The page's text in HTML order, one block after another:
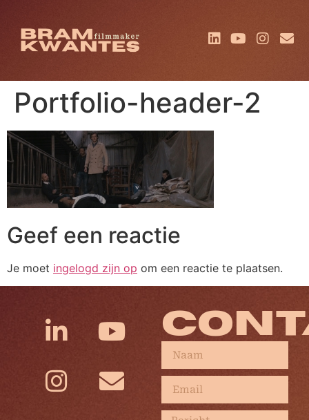
Portfolio-header-2
Geef een reactie
Je moet ingelogd zijn op om een reactie te plaatsen.